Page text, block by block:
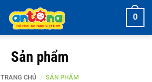
0
Sản phẩm
TRANG CHỦ / SẢN PHẨM